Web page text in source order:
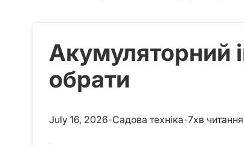
Акумуляторний
обрати
July 16, 2026•Садова техніка•7хв читання